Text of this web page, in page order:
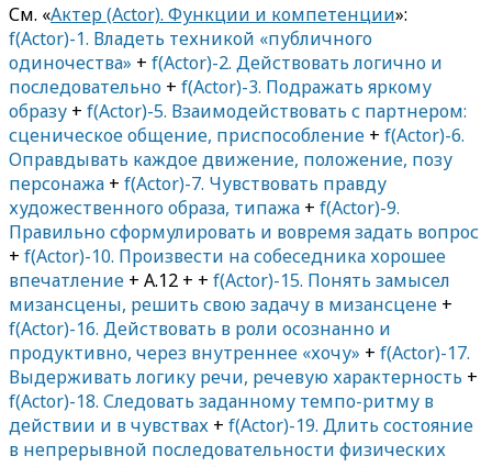
См. «Актер (Actor). Функции и компетенции»:
f(Actor)-1. Владеть техникой «публичного
одиночества» + f(Actor)-2. Действовать логично и
последовательно + f(Actor)-3. Подражать яркому
образу + f(Actor)-5. Взаимодействовать с партнером:
сценическое общение, приспособление + f(Actor)-6.
Оправдывать каждое движение, положение, позу
персонажа + f(Actor)-7. Чувствовать правду
художественного образа, типажа + f(Actor)-9.
Правильно сформулировать и вовремя задать вопрос
+ f(Actor)-10. Произвести на собеседника хорошее
впечатление + A.12 + + f(Actor)-15. Понять замысел
мизансцены, решить свою задачу в мизансцене +
f(Actor)-16. Действовать в роли осознанно и
продуктивно, через внутреннее «хочу» + f(Actor)-17.
Выдерживать логику речи, речевую характерность +
f(Actor)-18. Следовать заданному темпо-ритму в
действии и в чувствах + f(Actor)-19. Длить состояние
в непрерывной последовательности физических